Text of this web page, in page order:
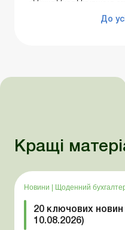
До
Кращі
Новини Щоденний
20 ключових новин
10.08.2026)